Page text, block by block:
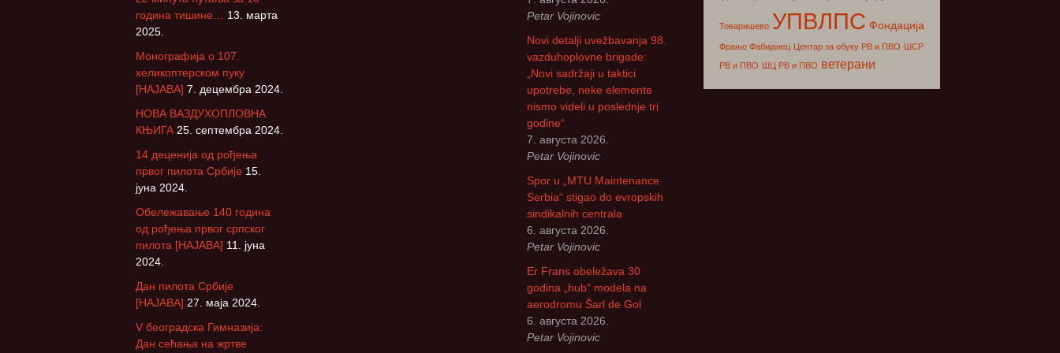
Товаришево УПВЛПС Фондација
Фрањо Фабијанец Центар за обуку РВ и ПВО ШСР
РВ и ПВО ШЦ РВ и ПВО ветерани
година тишине…
13. марта
2025.
Монографија о 107.
хеликоптерском пуку
[НАЈАВА] 7. децембра 2024.
НОВА ВАЗДУХОПЛОВНА
КЊИГА 25. септембра 2024.
14 деценија од рођења
првог пилота Србије 15.
јуна 2024.
Обележавање 140 година
од рођења првог српског
пилота [НАЈАВА] 11. јуна
2024.
Дан пилота Србије
[НАЈАВА] 27. маја 2024.
V београдска Гимназија:
Дан сећања на жртве
Petar Vojinovic
Novi detalji uvežbavanja 98.
vazduhoplovne brigade:
„Novi sadržaji u taktici
upotrebe, neke elemente
nismo videli u poslednje tri
godine“
7. августа 2026.
Petar Vojinovic
Spor u „MTU Maintenance
Serbia“ stigao do evropskih
sindikalnih centrala
6. августа 2026.
Petar Vojinovic
Er Frans obeležava 30
godina „hub“ modela na
aerodromu Šarl de Gol
6. августа 2026.
Petar Vojinovic